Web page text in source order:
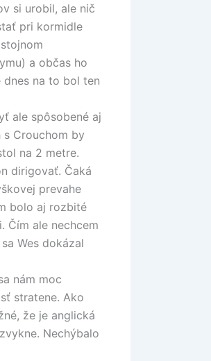
si urobil, ale nič
pri kormidle
a občas ho
dnes na to bol ten
ale spôsobené aj
s Crouchom by
na 2 metre.
dirigovať. Čaká
prevahe
bolo aj rozbité
Čím ale nechcem
Wes dokázal
nám moc
stratene. Ako
že je anglická
Nechýbalo